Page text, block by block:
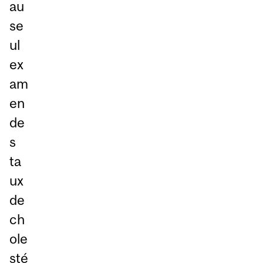
au
se
ul
ex
am
en
de
s
ta
ux
de
ch
ole
sté